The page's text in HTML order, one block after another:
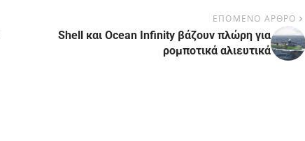
ΕΠΟΜΕΝΟ ΑΡΘΡΟ
Shell και Ocean Infinity βάζουν πλώρη για
ρομποτικά αλιευτικά